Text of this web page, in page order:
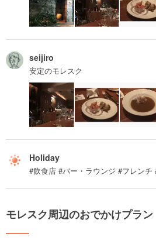
seijiro
安定のモレスク
Holiday
#飲食店 #バー・ラウンジ #フレンチ
モレスク周辺のおでかけプラン